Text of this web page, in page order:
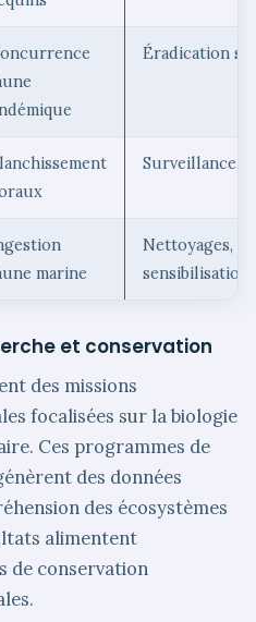
Éradication
Surveillance,
marine
Nettoyages,
sensibilisation
et conservation
des missions
focalisées sur la biologie
Ces programmes de
des données
des écosystèmes
alimentent
de conservation